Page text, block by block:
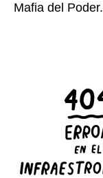
Mafia del Poder.